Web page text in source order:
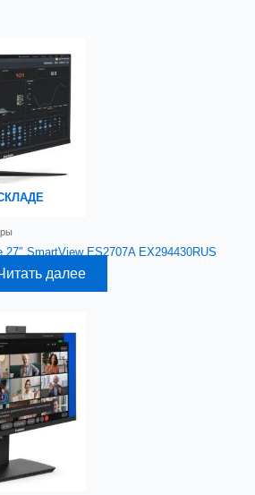
27″ SmartView ES2707A EX294430RUS
далее